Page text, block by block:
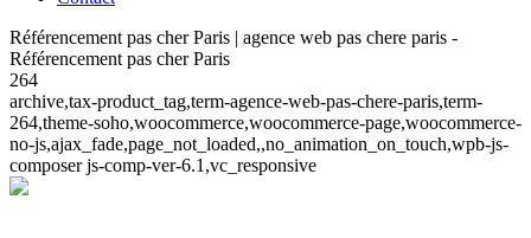
Référencement pas cher Paris | agence web pas chere paris -
Référencement pas cher Paris
264
archive,tax-product_tag,term-agence-web-pas-chere-paris,term-
264,theme-soho,woocommerce,woocommerce-page,woocommerce-
no-js,ajax_fade,page_not_loaded,,no_animation_on_touch,wpb-js-
composer js-comp-ver-6.1,vc_responsive